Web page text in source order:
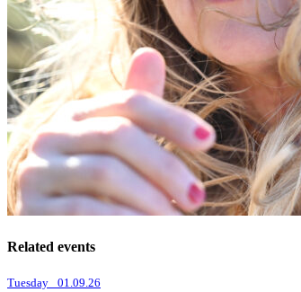
Related events
Tuesday _01.09.26